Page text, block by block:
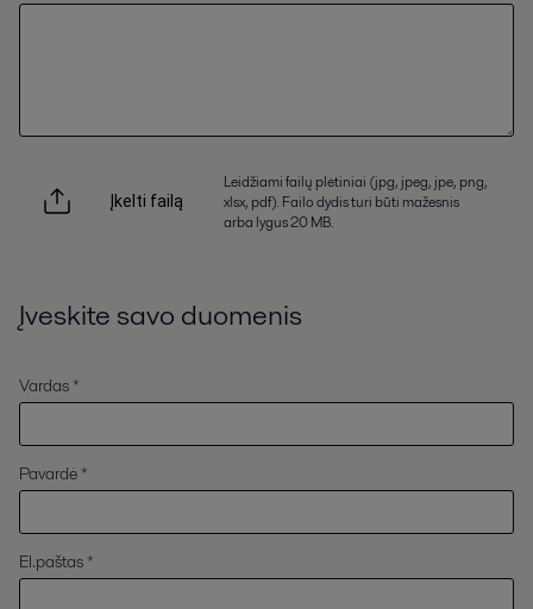
Įkelti failą
Leidžiami failų plėtiniai (jpg, jpeg, jpe, png,
xlsx, pdf). Failo dydis turi būti mažesnis
arba lygus 20 MB.
Įveskite savo duomenis
Vardas *
Pavardė *
El.paštas *